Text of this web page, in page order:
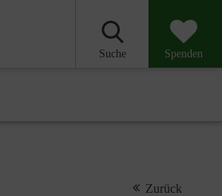
Suche Spenden
Zurück